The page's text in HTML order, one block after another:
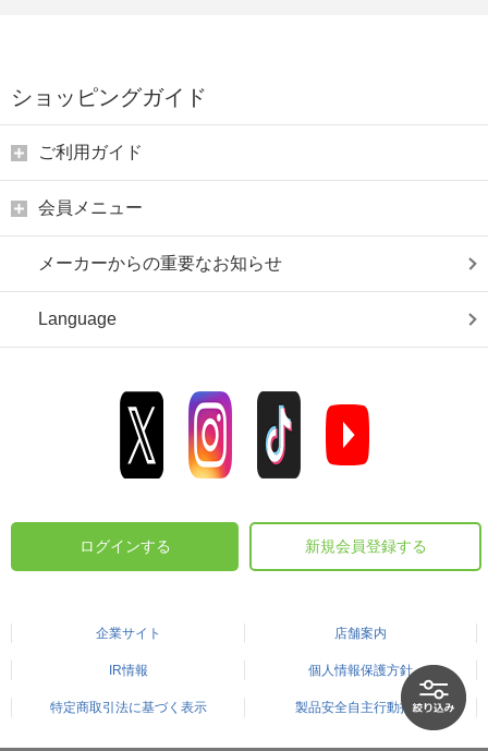
ショッピングガイド
ご利用ガイド
会員メニュー
メーカーからの重要なお知らせ
Language
ログインする 新規会員登録する
企業サイト 店舗案内
IR情報 個人情報保護方針
特定商取引法に基づく表示 製品安全自主行動指針